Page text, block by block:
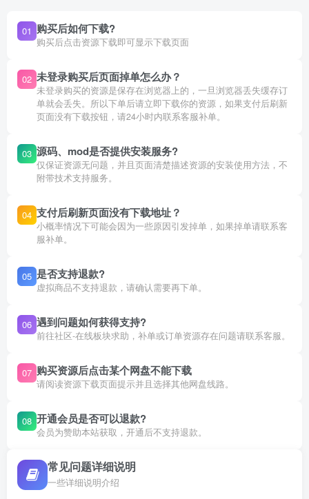
01 购买后如何下载?
购买后点击资源下载即可显示下载页面
02 未登录购买后页面掉单怎么办？
未登录购买的资源是保存在浏览器上的，一旦浏览器丢失缓存订
单就会丢失。所以下单后请立即下载你的资源，如果支付后刷新
页面没有下载按钮，请24小时内联系客服补单。
03 源码、mod是否提供安装服务?
仅保证资源无问题，并且页面清楚描述资源的安装使用方法，不
附带技术支持服务。
04 支付后刷新页面没有下载地址？
小概率情况下可能会因为一些原因引发掉单，如果掉单请联系客
服补单。
05 是否支持退款?
虚拟商品不支持退款，请确认需要再下单。
06 遇到问题如何获得支持?
前往社区-在线板块求助，补单或订单资源存在问题请联系客服。
07 购买资源后点击某个网盘不能下载
请阅读资源下载页面提示并且选择其他网盘线路。
08 开通会员是否可以退款?
会员为赞助本站获取，开通后不支持退款。
常见问题详细说明
一些详细说明介绍